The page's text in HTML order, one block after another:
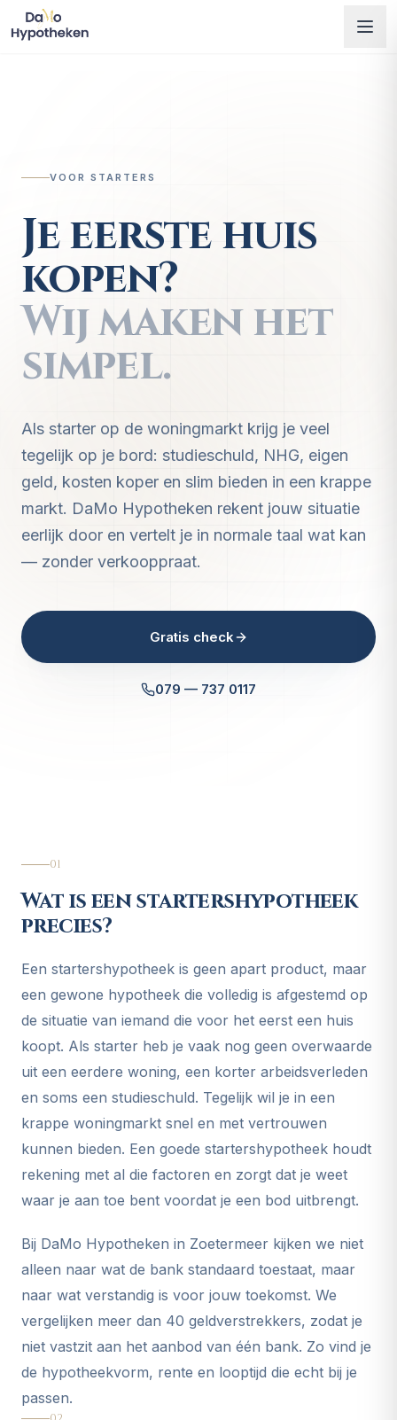
VOOR STARTERS
Je eerste huis
kopen?
Wij maken het
simpel.
Als starter op de woningmarkt krijg je veel
tegelijk op je bord: studieschuld, NHG, eigen
geld, kosten koper en slim bieden in een krappe
markt. DaMo Hypotheken rekent jouw situatie
eerlijk door en vertelt je in normale taal wat kan
— zonder verkooppraat.
Gratis check
079 — 737 0117
01
Wat is een startershypotheek
precies?
Een startershypotheek is geen apart product, maar
een gewone hypotheek die volledig is afgestemd op
de situatie van iemand die voor het eerst een huis
koopt. Als starter heb je vaak nog geen overwaarde
uit een eerdere woning, een korter arbeidsverleden
en soms een studieschuld. Tegelijk wil je in een
krappe woningmarkt snel en met vertrouwen
kunnen bieden. Een goede startershypotheek houdt
rekening met al die factoren en zorgt dat je weet
waar je aan toe bent voordat je een bod uitbrengt.
Bij DaMo Hypotheken in Zoetermeer kijken we niet
alleen naar wat de bank standaard toestaat, maar
naar wat verstandig is voor jouw toekomst. We
vergelijken meer dan 40 geldverstrekkers, zodat je
niet vastzit aan het aanbod van één bank. Zo vind je
de hypotheekvorm, rente en looptijd die echt bij je
passen.